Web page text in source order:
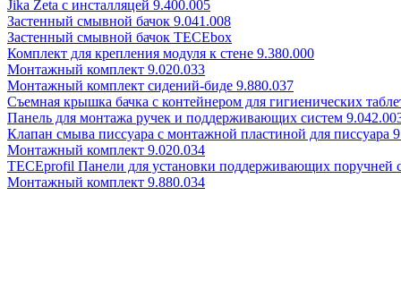
Jika Zeta с инсталляцей 9.400.005
Застенный смывной бачок 9.041.008
Застенный смывной бачок TECEbox
Комплект для крепления модуля к стене 9.380.000
Монтажный комплект 9.020.033
Монтажный комплект сидений-биде 9.880.037
Съемная крышка бачка с контейнером для гигиенических
Панель для монтажа ручек и поддерживающих систем
Клапан смыва писсуара с монтажной пластиной для писсуара
Монтажный комплект 9.020.034
TECEprofil Панели для установки поддерживающих поручней
Монтажный комплект 9.880.034